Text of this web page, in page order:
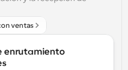
ventas
enrutamiento